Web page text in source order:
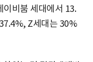
비붐 세대에서 13.
Z세대는 30%